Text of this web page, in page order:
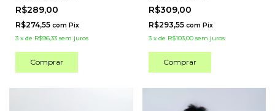
R$289,00
R$274,55 com Pix
3 x de R$96,33 sem juros
Comprar
R$309,00
R$293,55 com Pix
3 x de R$103,00 sem juros
Comprar